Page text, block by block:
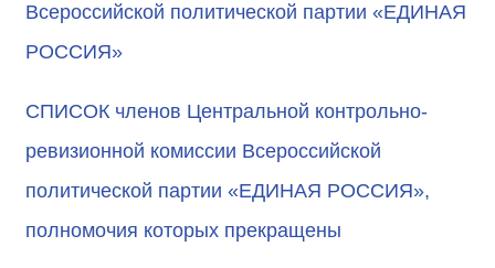
Всероссийской политической партии «ЕДИНАЯ
РОССИЯ»
СПИСОК членов Центральной контрольно-
ревизионной комиссии Всероссийской
политической партии «ЕДИНАЯ РОССИЯ»,
полномочия которых прекращены